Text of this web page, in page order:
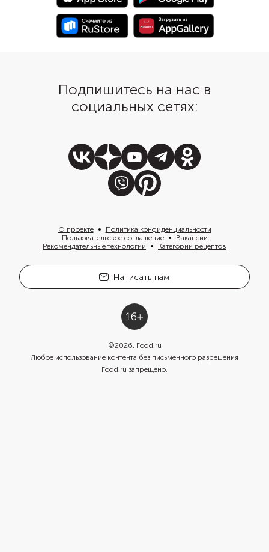
апельсином. Вкус блюда станет
мягче, а аромат — насыщеннее.
пикантные митболы
только выложить на
пасты орзо с
Подпишитесь на нас в
социальных сетях:
О проекте
Политика конфиденциальности
Пользовательское соглашение
Вакансии
Рекомендательные технологии
Категории рецептов
Написать нам
©2026, Food.ru
Любое использование контента без письменного разрешения
Food.ru запрещено.